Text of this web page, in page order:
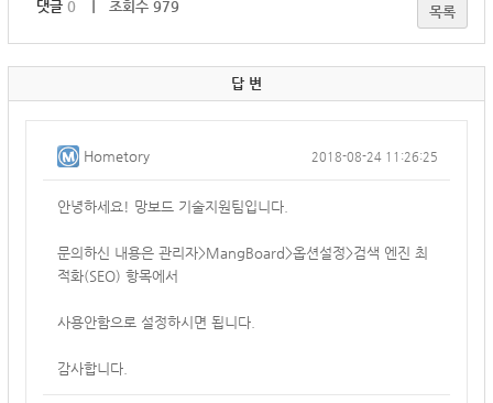
댓글 0 ｜ 조회수 979 목록
답 변
Hometory 2018-08-24 11:26:25
안녕하세요! 망보드 기술지원팀입니다.
문의하신 내용은 관리자>MangBoard>옵션설정>검색 엔진 최
적화(SEO) 항목에서
사용안함으로 설정하시면 됩니다.
감사합니다.